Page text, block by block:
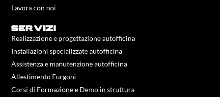
Lavora con noi
servizi
Realizzazione e progettazione autofficina
Installazioni specializzate autofficina
Assistenza e manutenzione autofficina
Allestimento Furgoni
Corsi di Formazione e Demo in struttura